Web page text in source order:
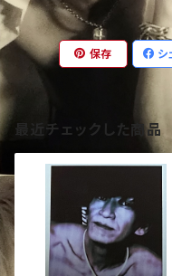
保存 シ
最近チェックした商品